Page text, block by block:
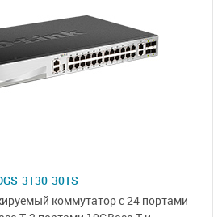
3130-30TS
коммутаторс 24 портами